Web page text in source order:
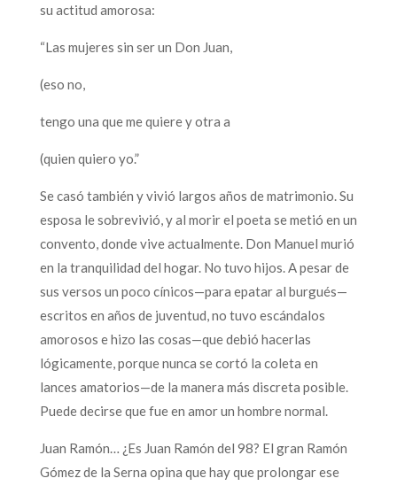
su actitud amorosa:
“Las mujeres sin ser un Don Juan,
(eso no,
tengo una que me quiere y otra a
(quien quiero yo.”
Se casó también y vivió largos años de matrimonio. Su
esposa le sobrevivió, y al morir el poeta se metió en un
convento, donde vive actualmente. Don Manuel murió
en la tranquilidad del hogar. No tuvo hijos. A pesar de
sus versos un poco cínicos—para epatar al burgués—
escritos en años de juventud, no tuvo escándalos
amorosos e hizo las cosas—que debió hacerlas
lógicamente, porque nunca se cortó la coleta en
lances amatorios—de la manera más discreta posible.
Puede decirse que fue en amor un hombre normal.
Juan Ramón… ¿Es Juan Ramón del 98? El gran Ramón
Gómez de la Serna opina que hay que prolongar ese